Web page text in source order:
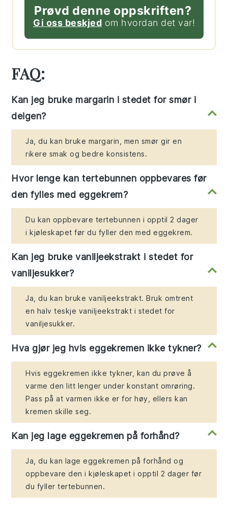
Prøvd denne oppskriften?
Gi oss beskjed om hvordan det var!
FAQ:
Kan jeg bruke margarin i stedet for smør i
deigen?
Ja, du kan bruke margarin, men smør gir en
rikere smak og bedre konsistens.
Hvor lenge kan tertebunnen oppbevares før
den fylles med eggekrem?
Du kan oppbevare tertebunnen i opptil 2 dager
i kjøleskapet før du fyller den med eggekrem.
Kan jeg bruke vaniljeekstrakt i stedet for
vaniljesukker?
Ja, du kan bruke vaniljeekstrakt. Bruk omtrent
en halv teskje vaniljeekstrakt i stedet for
vaniljesukker.
Hva gjør jeg hvis eggekremen ikke tykner?
Hvis eggekremen ikke tykner, kan du prøve å
varme den litt lenger under konstant omrøring.
Pass på at varmen ikke er for høy, ellers kan
kremen skille seg.
Kan jeg lage eggekremen på forhånd?
Ja, du kan lage eggekremen på forhånd og
oppbevare den i kjøleskapet i opptil 2 dager før
du fyller tertebunnen.